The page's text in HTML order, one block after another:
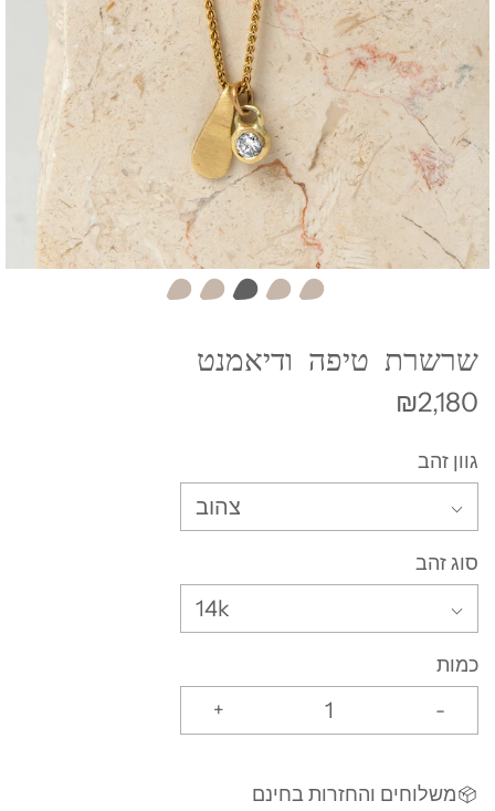
שרשרת טיפה ודיאמנט
₪2,180
גוון זהב
צהוב
סוג זהב
14k
כמות
-
+
משלוחים והחזרות בחינם